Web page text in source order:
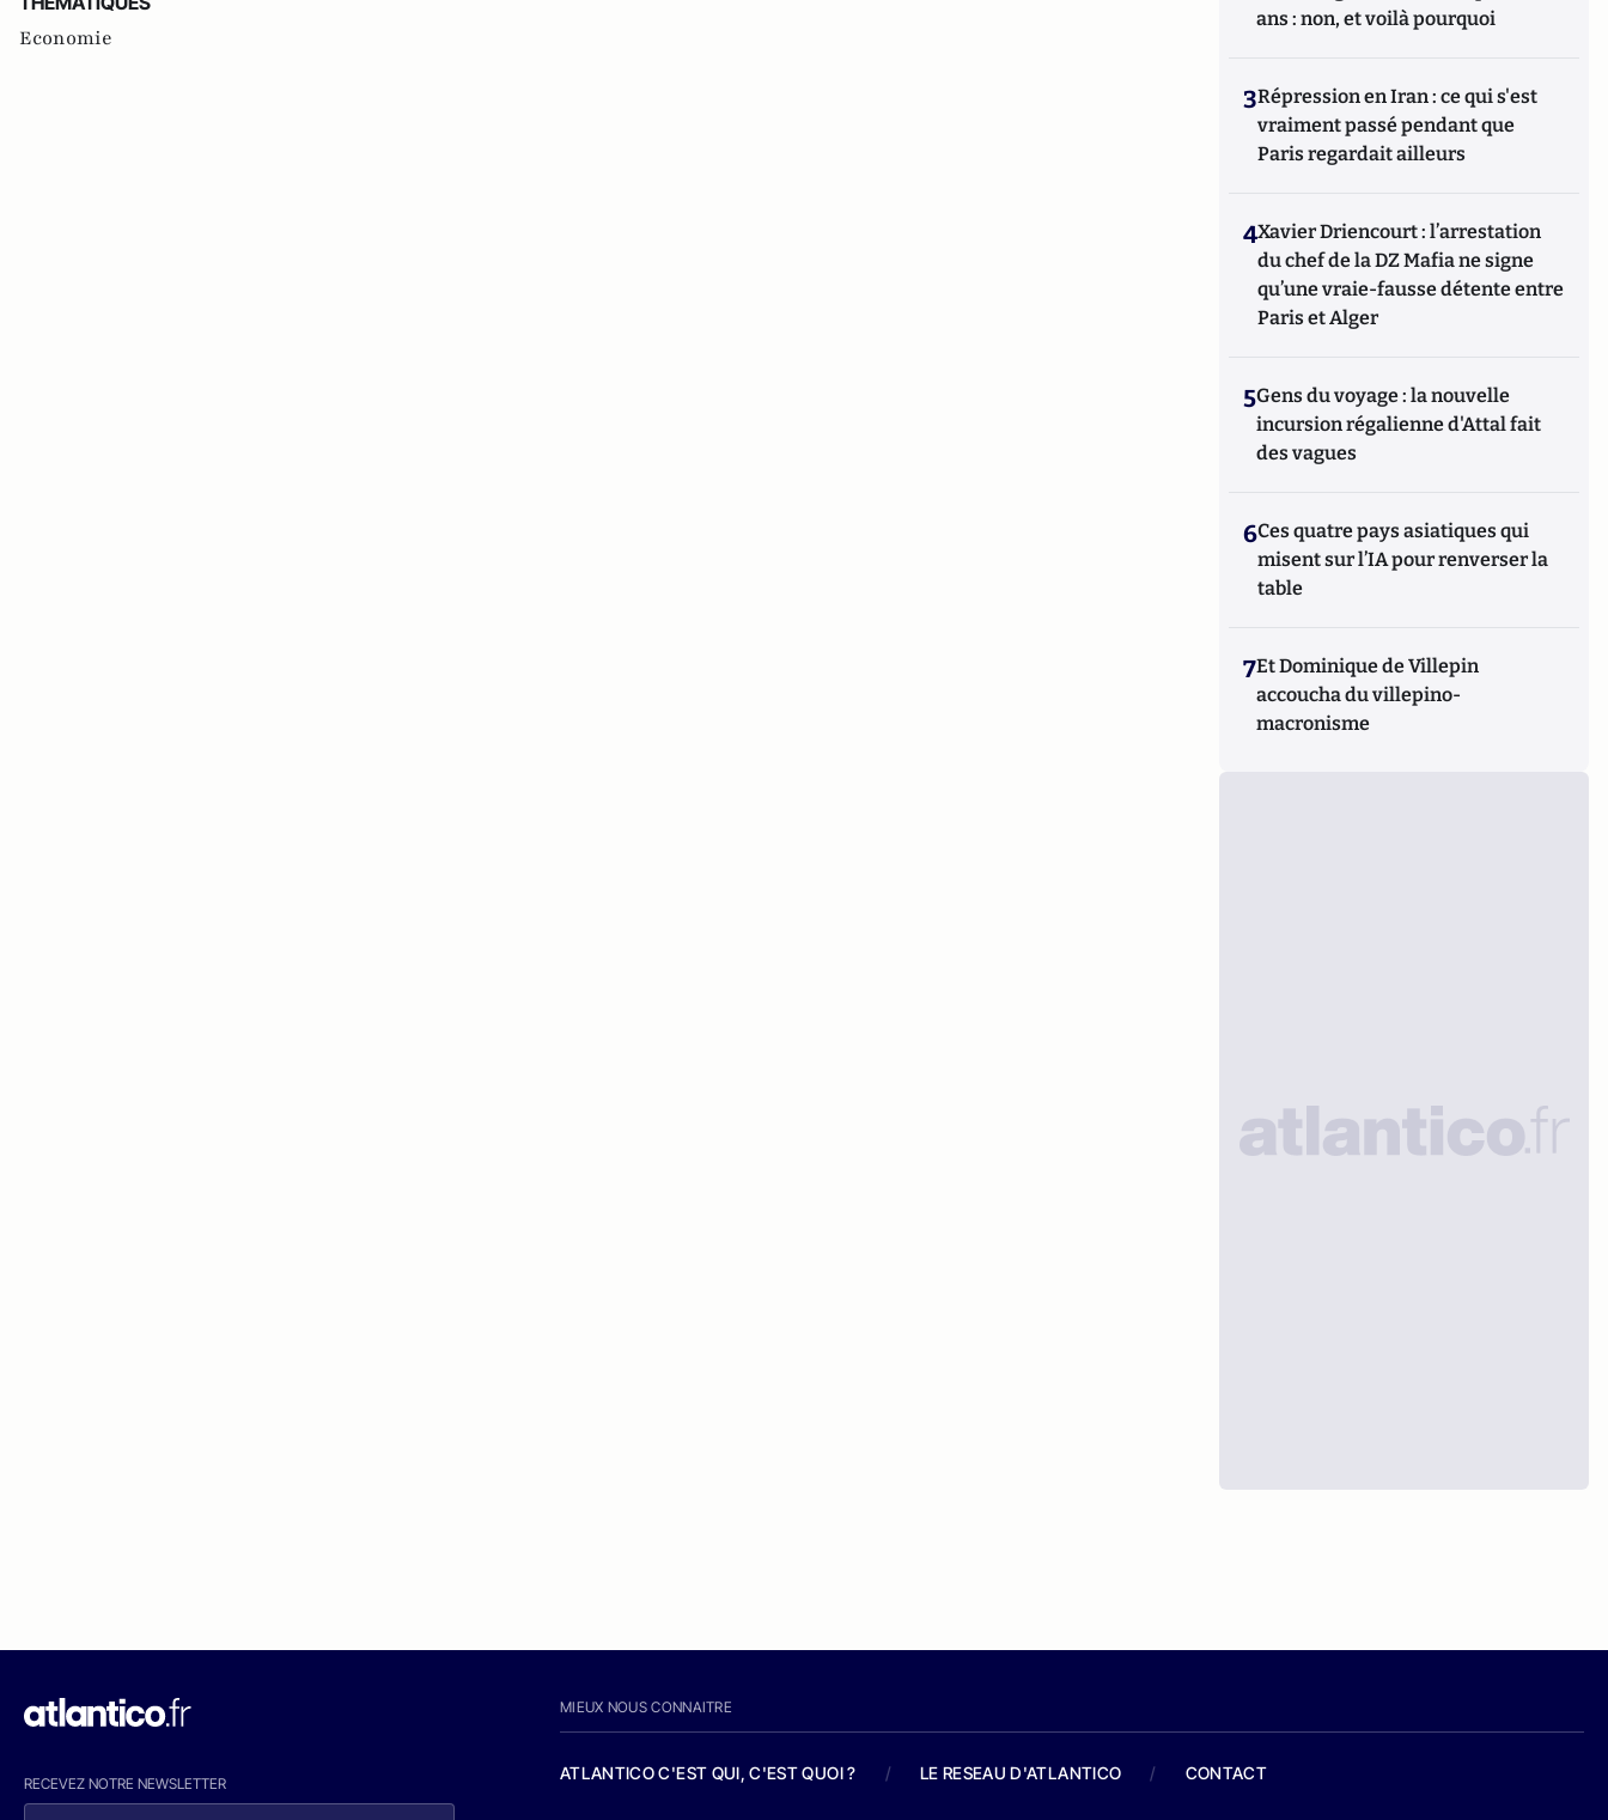
Economie
ans : non, et voilà pourquoi
3Répression en Iran : ce qui s'est
vraiment passé pendant que
Paris regardait ailleurs
4Xavier Driencourt : l’arrestation
du chef de la DZ Mafia ne signe
qu’une vraie-fausse détente entre
Paris et Alger
5Gens du voyage : la nouvelle
incursion régalienne d'Attal fait
des vagues
6Ces quatre pays asiatiques qui
misent sur l’IA pour renverser la
table
7Et Dominique de Villepin
accoucha du villepino-
macronisme
RECEVEZ NOTRE NEWSLETTER
MIEUX NOUS CONNAITRE
ATLANTICO C'EST QUI, C'EST QUOI ? / LE RESEAU D'ATLANTICO / CONTACT